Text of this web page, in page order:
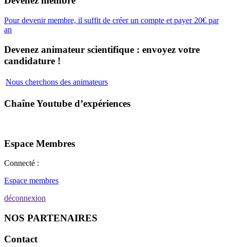
Pour devenir membre, il suffit de créer un compte et payer 20€ par
an
Devenez animateur scientifique : envoyez votre
candidature !
Nous cherchons des animateurs
Chaîne Youtube d’expériences
Espace Membres
Connecté :
Espace membres
déconnexion
NOS PARTENAIRES
Contact